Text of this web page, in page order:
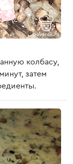
колбасу,
затем